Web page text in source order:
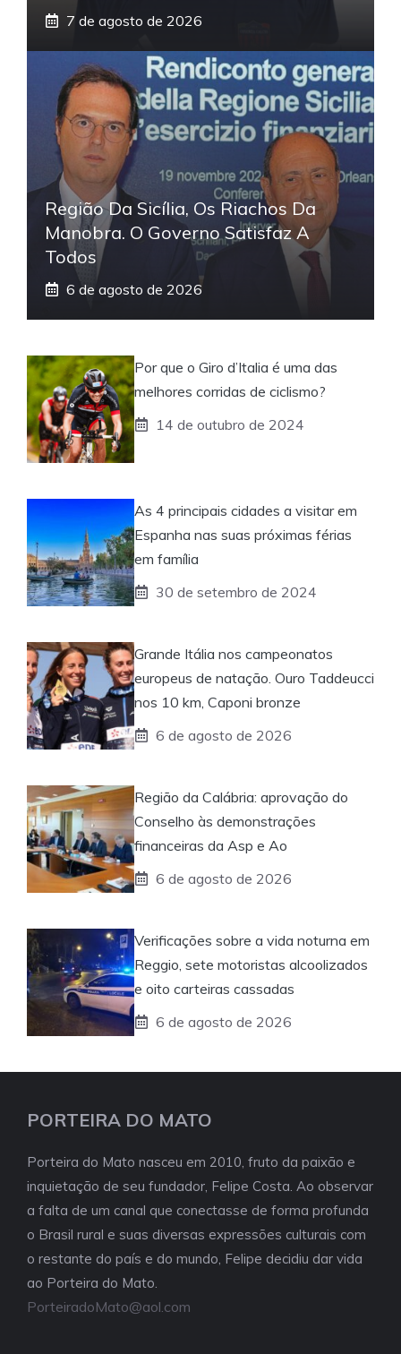
7 de agosto de 2026
Região Da Sicília, Os Riachos Da
Manobra. O Governo Satisfaz A
Todos
6 de agosto de 2026
Por que o Giro d’Italia é uma das
melhores corridas de ciclismo?
14 de outubro de 2024
As 4 principais cidades a visitar em
Espanha nas suas próximas férias
em família
30 de setembro de 2024
Grande Itália nos campeonatos
europeus de natação. Ouro Taddeucci
nos 10 km, Caponi bronze
6 de agosto de 2026
Região da Calábria: aprovação do
Conselho às demonstrações
financeiras da Asp e Ao
6 de agosto de 2026
Verificações sobre a vida noturna em
Reggio, sete motoristas alcoolizados
e oito carteiras cassadas
6 de agosto de 2026
PORTEIRA DO MATO
Porteira do Mato nasceu em 2010, fruto da paixão e
inquietação de seu fundador, Felipe Costa. Ao observar
a falta de um canal que conectasse de forma profunda
o Brasil rural e suas diversas expressões culturais com
o restante do país e do mundo, Felipe decidiu dar vida
ao Porteira do Mato.
PorteiradoMato@aol.com